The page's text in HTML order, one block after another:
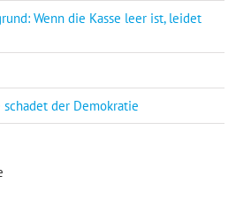
Wenn die Kasse leer ist, leidet
der Demokratie